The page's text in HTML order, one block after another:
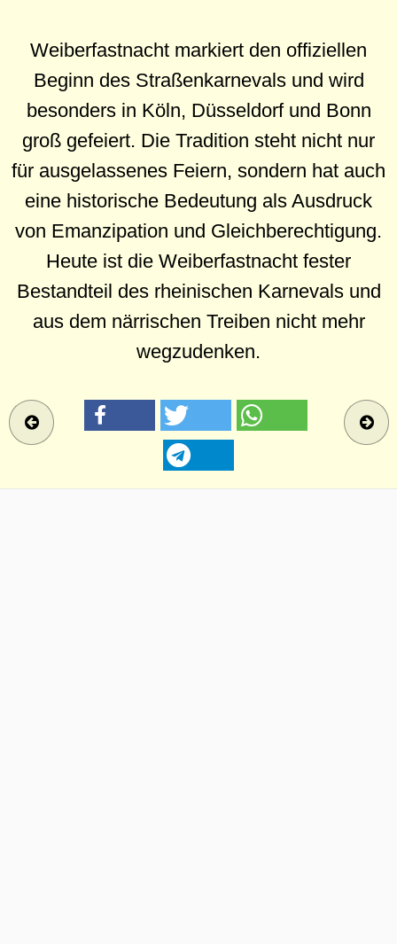
Weiberfastnacht markiert den offiziellen
Beginn des Straßenkarnevals und wird
besonders in Köln, Düsseldorf und Bonn
groß gefeiert. Die Tradition steht nicht nur
für ausgelassenes Feiern, sondern hat auch
eine historische Bedeutung als Ausdruck
von Emanzipation und Gleichberechtigung.
Heute ist die Weiberfastnacht fester
Bestandteil des rheinischen Karnevals und
aus dem närrischen Treiben nicht mehr
wegzudenken.